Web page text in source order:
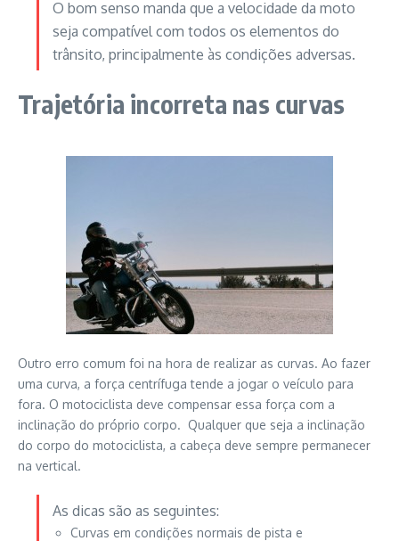
O bom senso manda que a velocidade da moto
seja compatível com todos os elementos do
trânsito, principalmente às condições adversas.
Trajetória incorreta nas curvas
Outro erro comum foi na hora de realizar as curvas. Ao fazer
uma curva, a força centrífuga tende a jogar o veículo para
fora. O motociclista deve compensar essa força com a
inclinação do próprio corpo. Qualquer que seja a inclinação
do corpo do motociclista, a cabeça deve sempre permanecer
na vertical.
As dicas são as seguintes:
Curvas em condições normais de pista e